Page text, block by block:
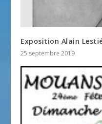
Exposition Alain
25 septembre 2019